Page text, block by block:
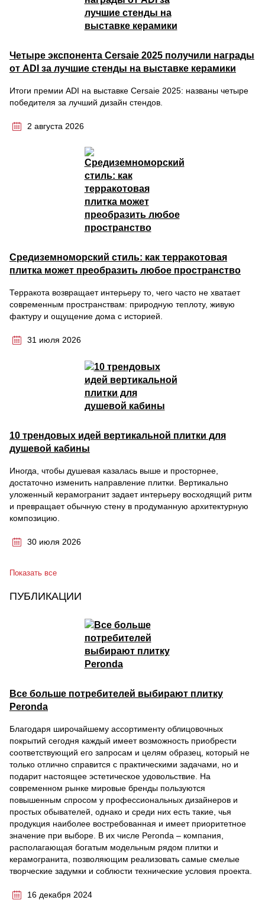
Четыре экспонента Cersaie 2025 получили награды
от ADI за лучшие стенды на выставке керамики
Итоги премии ADI на выставке Cersaie 2025: названы четыре
победителя за лучший дизайн стендов.
2 августа 2026
Средиземноморский стиль: как терракотовая
плитка может преобразить любое пространство
Терракота возвращает интерьеру то, чего часто не хватает
современным пространствам: природную теплоту, живую
фактуру и ощущение дома с историей.
31 июля 2026
10 трендовых идей вертикальной плитки для
душевой кабины
Иногда, чтобы душевая казалась выше и просторнее,
достаточно изменить направление плитки. Вертикально
уложенный керамогранит задает интерьеру восходящий ритм
и превращает обычную стену в продуманную архитектурную
композицию.
30 июля 2026
Показать все
ПУБЛИКАЦИИ
Все больше потребителей выбирают плитку
Peronda
Благодаря широчайшему ассортименту облицовочных
покрытий сегодня каждый имеет возможность приобрести
соответствующий его запросам и целям образец, который не
только отлично справится с практическими задачами, но и
подарит настоящее эстетическое удовольствие. На
современном рынке мировые бренды пользуются
повышенным спросом у профессиональных дизайнеров и
простых обывателей, однако и среди них есть такие, чья
продукция наиболее востребованная и имеет приоритетное
значение при выборе. В их числе Peronda – компания,
располагающая богатым модельным рядом плитки и
керамогранита, позволяющим реализовать самые смелые
творческие задумки и соблюсти технические условия проекта.
16 декабря 2024